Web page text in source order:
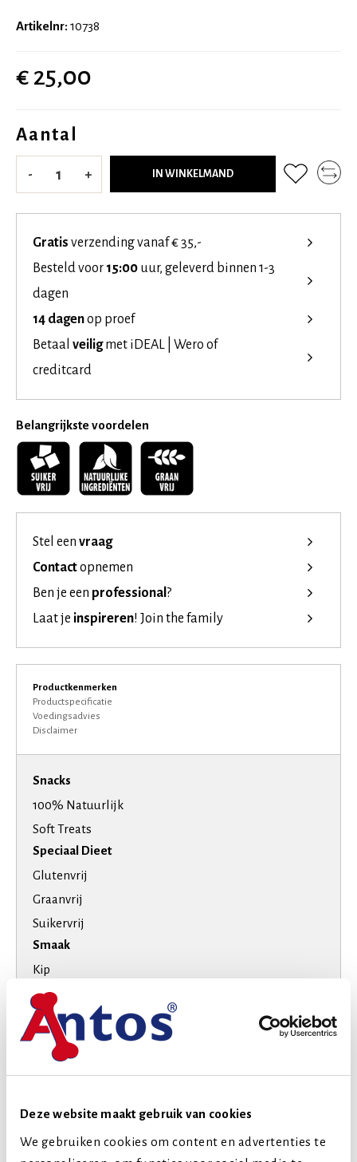
Deze website maakt gebruik van cookies
We gebruiken cookies om content en advertenties te
Artikelnr: 10738
€ 25,00
Aantal
- + IN WINKELMAND
Gratis verzending vanaf € 35,-
Besteld voor 15:00 uur, geleverd binnen 1-3
dagen
14 dagenop proef
Betaal veiligmet iDEAL | Wero of
creditcard
Belangrijkste voordelen
Stel een vraag
Contactopnemen
Ben je een professional ?
Laat je inspireren! Join the family
Productkenmerken
Productspecificatie
Voedingsadvies
Disclaimer
Snacks
100% Natuurlijk
Soft Treats
Speciaal Dieet
Glutenvrij
Graanvrij
Suikervrij
Smaak
Kip
Vis
Hondenras
Extra kleine honden
Grote honden
Extra grote honden